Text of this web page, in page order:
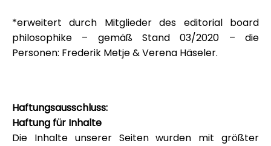
*erweitert durch Mitglieder des editorial board
philosophike – gemäß Stand 03/2020 – die
Personen: Frederik Metje & Verena Häseler.
Haftungsausschluss:
Haftung für Inhalte
Die Inhalte unserer Seiten wurden mit größter